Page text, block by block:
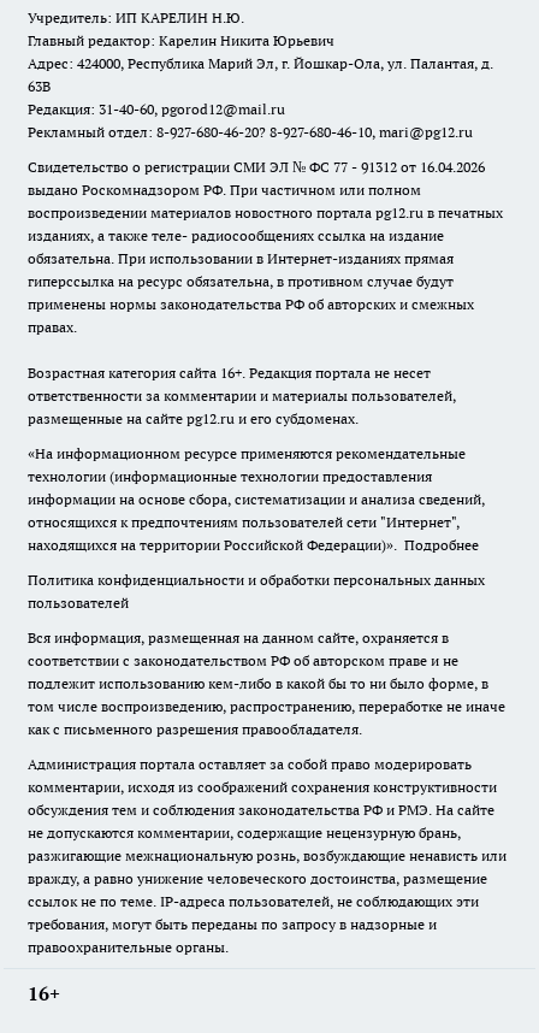
Учредитель: ИП КАРЕЛИН Н.Ю.
Главный редактор: Карелин Никита Юрьевич
Адрес: 424000, Республика Марий Эл, г. Йошкар-Ола, ул. Палантая, д.
63В
Редакция: 31-40-60, pgorod12@mail.ru
Рекламный отдел: 8-927-680-46-20? 8-927-680-46-10, mari@pg12.ru
Свидетельство о регистрации СМИ ЭЛ № ФС 77 - 91312 от 16.04.2026
выдано Роскомнадзором РФ. При частичном или полном
воспроизведении материалов новостного портала pg12.ru в печатных
изданиях, а также теле- радиосообщениях ссылка на издание
обязательна. При использовании в Интернет-изданиях прямая
гиперссылка на ресурс обязательна, в противном случае будут
применены нормы законодательства РФ об авторских и смежных
правах.
Возрастная категория сайта 16+. Редакция портала не несет
ответственности за комментарии и материалы пользователей,
размещенные на сайте pg12.ru и его субдоменах.
«На информационном ресурсе применяются рекомендательные
технологии (информационные технологии предоставления
информации на основе сбора, систематизации и анализа сведений,
относящихся к предпочтениям пользователей сети "Интернет",
находящихся на территории Российской Федерации)». Подробнее
Политика конфиденциальности и обработки персональных данных
пользователей
Вся информация, размещенная на данном сайте, охраняется в
соответствии с законодательством РФ об авторском праве и не
подлежит использованию кем-либо в какой бы то ни было форме, в
том числе воспроизведению, распространению, переработке не иначе
как с письменного разрешения правообладателя.
Администрация портала оставляет за собой право модерировать
комментарии, исходя из соображений сохранения конструктивности
обсуждения тем и соблюдения законодательства РФ и РМЭ. На сайте
не допускаются комментарии, содержащие нецензурную брань,
разжигающие межнациональную рознь, возбуждающие ненависть или
вражду, а равно унижение человеческого достоинства, размещение
ссылок не по теме. IP-адреса пользователей, не соблюдающих эти
требования, могут быть переданы по запросу в надзорные и
правоохранительные органы.
16+